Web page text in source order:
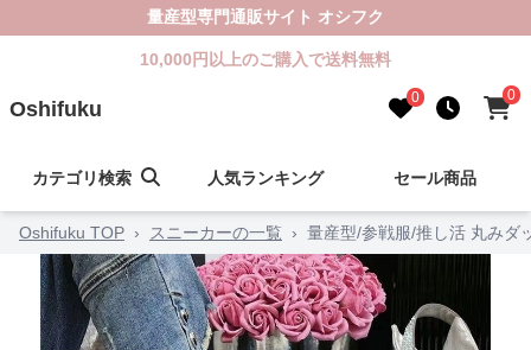
量産型専門通販サイト オシフク
10,000円以上のご購入で送料無料
Oshifuku 0 0
カテゴリ検索 人気ランキング セール商品
Oshifuku TOP › スニーカーの一覧 › 量産型/参戦服/推し活 丸みダ